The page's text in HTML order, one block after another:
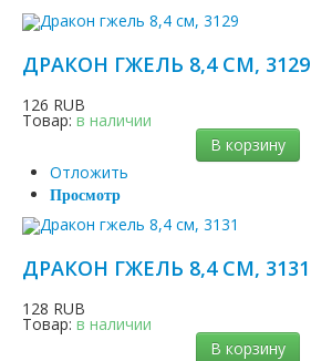
ДРАКОН ГЖЕЛЬ 8,4 СМ, 3129
126 RUB
Товар: в наличии
В корзину
Отложить
Просмотр
ДРАКОН ГЖЕЛЬ 8,4 СМ, 3131
128 RUB
Товар: в наличии
В корзину